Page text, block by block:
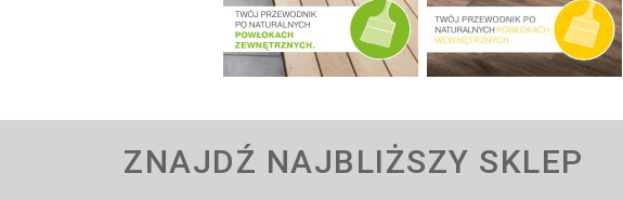
ZNAJDŹ NAJBLIŻSZY SKLEP